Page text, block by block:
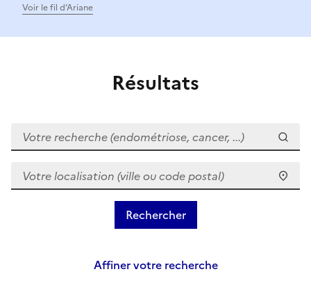
Voir le fil d’Ariane
Résultats
Votre recherche (endométriose, cancer, ...)
Votre localisation (ville ou code postal)
Affiner votre recherche